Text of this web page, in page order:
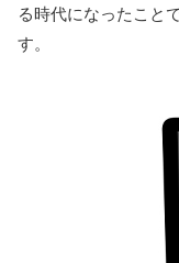
る時代になったこと
す。